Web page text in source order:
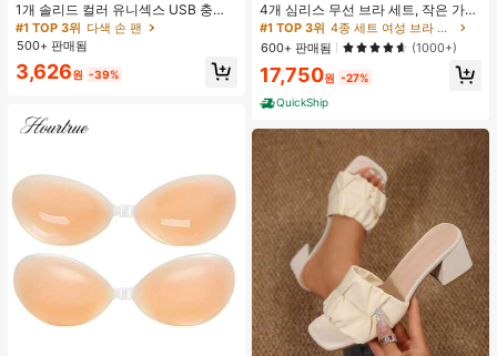
1개 솔리드 컬러 유니섹스 USB 충전
식 휴대용 100단 고풍량 장시간 배터
리 수명 미니 핸드헬드 팬 LCD 디스플
레이 일상용, 여행용
#1 TOP 3위 다색 손 팬
500+ 판매됨
3,626원 -39%
4개 심리스 무선 브라 세트, 작은 가슴
보정, 초박형 통기성 아이스 실크 섹시
편안한 백리스 란제리 브라, 조절 가능
#1 TOP 3위
4종 세트 여성 브라 & 브랄렛
600+ 판매됨
(1000+)
17,750원 -27%
QuickShip